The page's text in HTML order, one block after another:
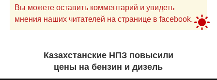
Вы можете оставить комментарий и увидеть
мнения наших читателей на странице в facebook.
Казахстанские НПЗ повысили
цены на бензин и дизель